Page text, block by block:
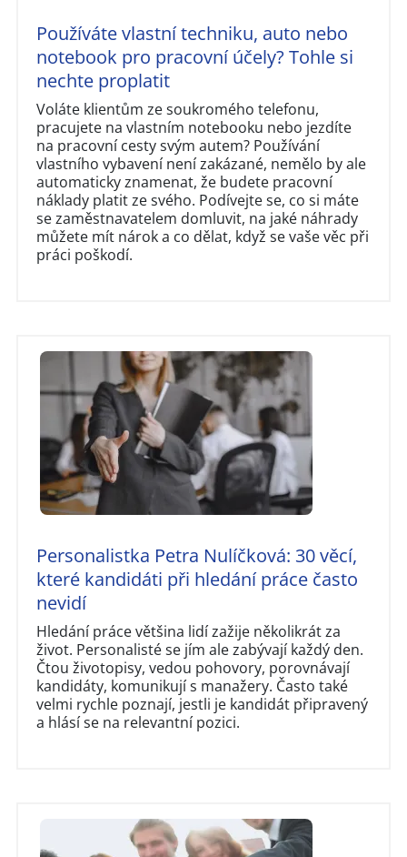
Používáte vlastní techniku, auto nebo
notebook pro pracovní účely? Tohle si
nechte proplatit
Voláte klientům ze soukromého telefonu,
pracujete na vlastním notebooku nebo jezdíte
na pracovní cesty svým autem? Používání
vlastního vybavení není zakázané, nemělo by ale
automaticky znamenat, že budete pracovní
náklady platit ze svého. Podívejte se, co si máte
se zaměstnavatelem domluvit, na jaké náhrady
můžete mít nárok a co dělat, když se vaše věc při
práci poškodí.
Personalistka Petra Nulíčková: 30 věcí,
které kandidáti při hledání práce často
nevidí
Hledání práce většina lidí zažije několikrát za
život. Personalisté se jím ale zabývají každý den.
Čtou životopisy, vedou pohovory, porovnávají
kandidáty, komunikují s manažery. Často také
velmi rychle poznají, jestli je kandidát připravený
a hlásí se na relevantní pozici.